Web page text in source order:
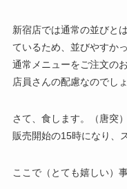
新宿店では通常の並びと
ているため、並びやすかっ
通常メニューをご注文の
店員さんの配慮なのでしょ
さて、食します。（唐突）
販売開始の15時になり、
ここで（とても嬉しい）事